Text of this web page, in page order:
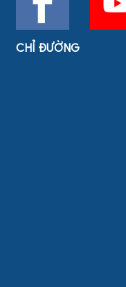
CHỈ ĐƯỜNG